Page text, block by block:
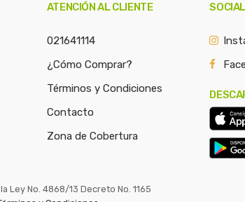
ATENCIÓN AL CLIENTE
021641114
¿Cómo Comprar?
Términos y Condiciones
Contacto
Zona de Cobertura
SOCIAL
Ley No. 4868/13 Decreto No. 1165